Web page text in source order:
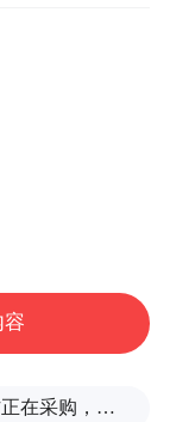
容
“中方正在采购，令人鼓舞！”